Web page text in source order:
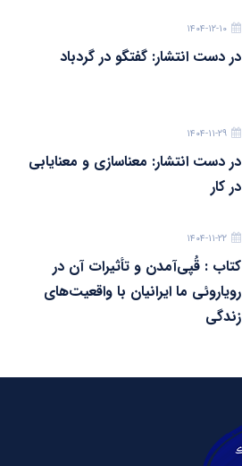
۱۴۰۴-۱۲-۱۰
در دست انتشار: گفتگو در گردباد
۱۴۰۴-۱۱-۲۹
در دست انتشار: معناسازی و معنایابی
در کار
۱۴۰۴-۱۱-۲۲
کتاب : قُپی‌آمدن و تأثیرات آن در
رویاروئی ما ایرانیان با واقعیت‌های
زندگی